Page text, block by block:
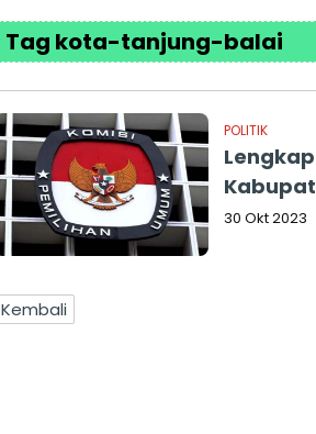
Tag kota-tanjung-balai
POLITIK
30 Okt 2023
Kembali